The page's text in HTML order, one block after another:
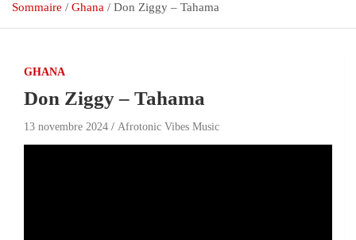
Sommaire Ghana Don Ziggy – Tahama
GHANA
Don Ziggy – Tahama
13 novembre 2024 Afrotonic Vibes Music